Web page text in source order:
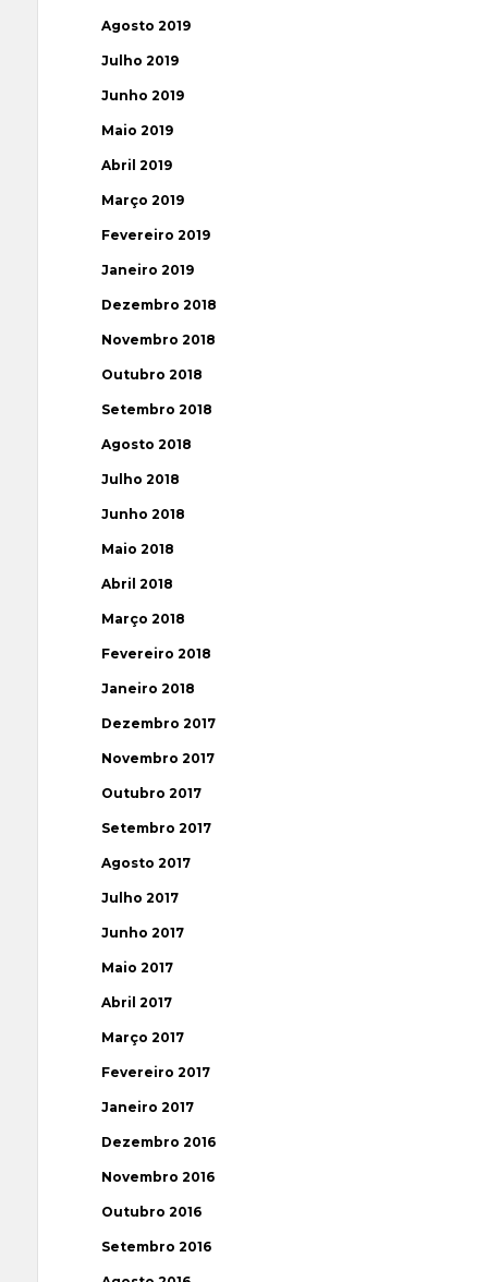
Agosto 2019
Julho 2019
Junho 2019
Maio 2019
Abril 2019
Março 2019
Fevereiro 2019
Janeiro 2019
Dezembro 2018
Novembro 2018
Outubro 2018
Setembro 2018
Agosto 2018
Julho 2018
Junho 2018
Maio 2018
Abril 2018
Março 2018
Fevereiro 2018
Janeiro 2018
Dezembro 2017
Novembro 2017
Outubro 2017
Setembro 2017
Agosto 2017
Julho 2017
Junho 2017
Maio 2017
Abril 2017
Março 2017
Fevereiro 2017
Janeiro 2017
Dezembro 2016
Novembro 2016
Outubro 2016
Setembro 2016